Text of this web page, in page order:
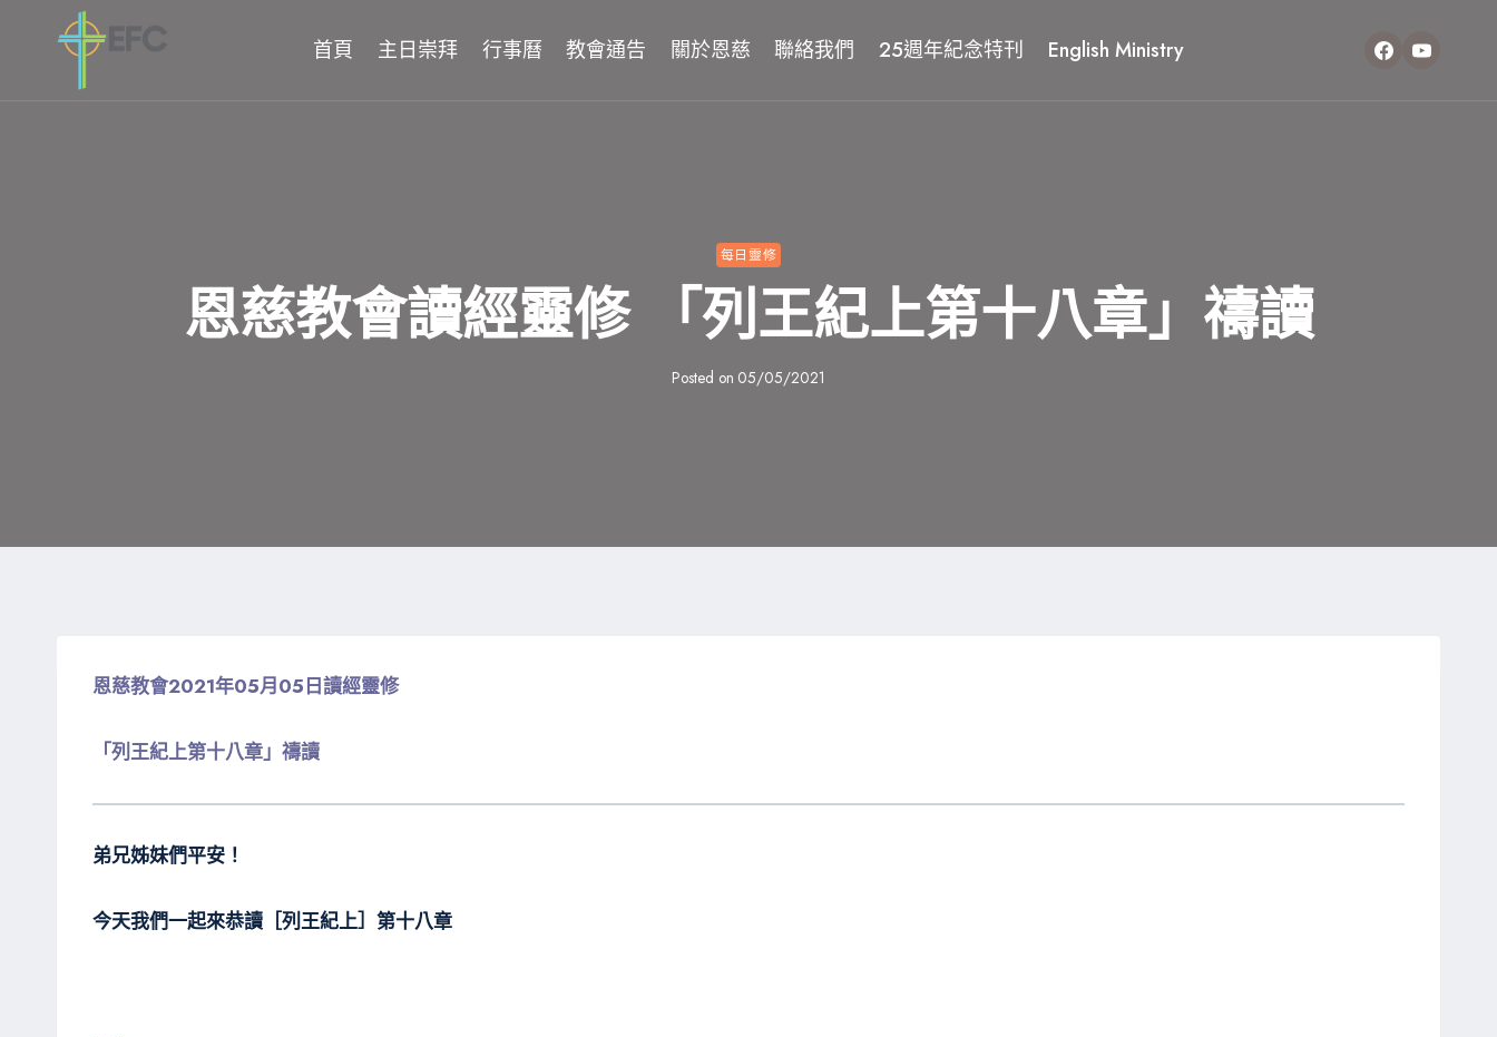
首頁 主日崇拜 行事曆 教會通告 關於恩慈 聯絡我們 25週年紀念特刊 English Ministry
每日靈修
恩慈教會讀經靈修 「列王紀上第十八章」禱讀
Posted on 05/05/2021
恩慈教會2021年05月05日讀經靈修
「列王紀上第十八章」禱讀
弟兄姊妹們平安！
今天我們一起來恭讀［列王紀上］第十八章